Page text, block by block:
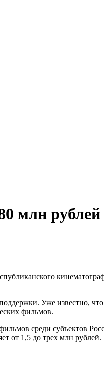
млн рублей
Уже известно,
фильмов.
среди субъектов
от 1,5 до трех млн рублей.